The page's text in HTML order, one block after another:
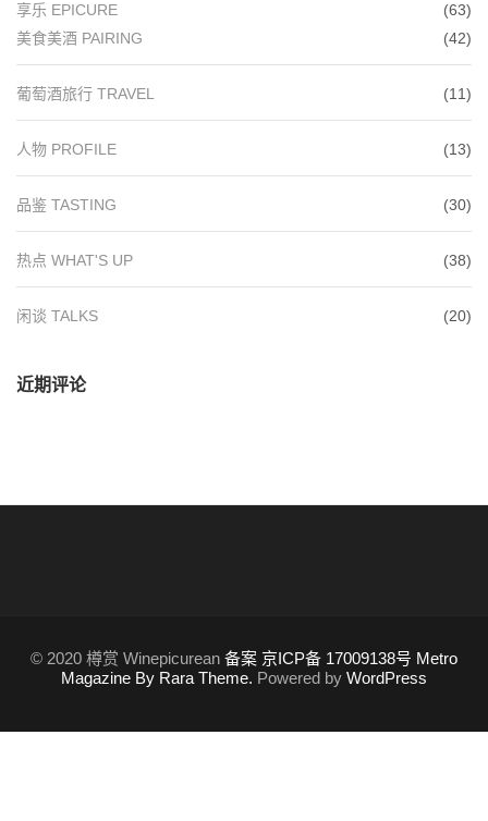
享乐 EPICURE
(63)
美食美酒 PAIRING
(42)
葡萄酒旅行 TRAVEL (11)
人物 PROFILE (13)
品鉴 TASTING (30)
热点 WHAT'S UP (38)
闲谈 TALKS (20)
近期评论
© 2020 樽赏 Winepicurean 备案 京ICP备 17009138号 Metro
Magazine By Rara Theme. Powered by WordPress